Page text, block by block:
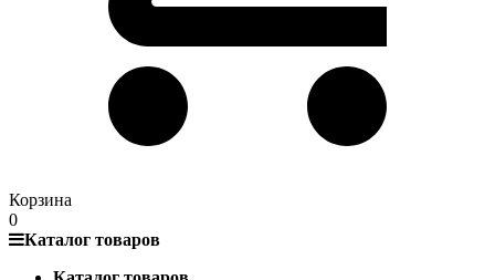
Корзина
0
Каталог товаров